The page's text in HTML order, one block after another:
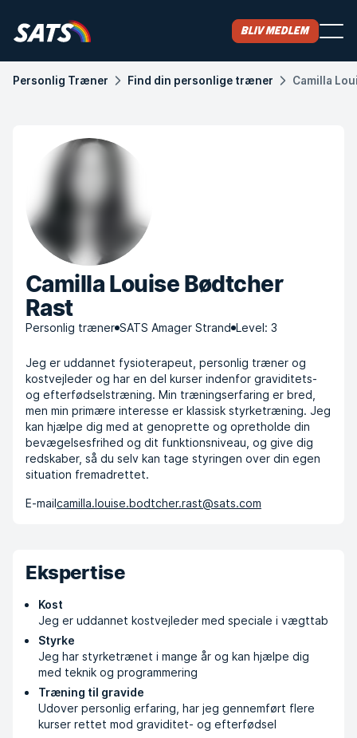
Bliv medlem
Personlig Træner Find din personlige træner Camilla
Camilla Louise Bødtcher
Rast
Personlig træner SATS Amager Strand Level: 3
Jeg er uddannet fysioterapeut, personlig træner og
kostvejleder og har en del kurser indenfor graviditets-
og efterfødselstræning. Min træningserfaring er bred,
men min primære interesse er klassisk styrketræning. Jeg
kan hjælpe dig med at genoprette og opretholde din
bevægelsesfrihed og dit funktionsniveau, og give dig
redskaber, så du selv kan tage styringen over din egen
situation fremadrettet.
E-mailcamilla.louise.bodtcher.rast@sats.com
Ekspertise
Kost
Jeg er uddannet kostvejleder med speciale i vægttab
Styrke
Jeg har styrketrænet i mange år og kan hjælpe dig
med teknik og programmering
Træning til gravide
Udover personlig erfaring, har jeg gennemført flere
kurser rettet mod graviditet- og efterfødsel